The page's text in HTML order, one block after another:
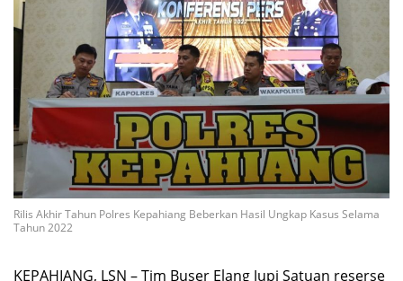
Rilis Akhir Tahun Polres Kepahiang Beberkan Hasil Ungkap Kasus Selama
Tahun 2022
KEPAHIANG, LSN – Tim Buser Elang Jupi Satuan reserse